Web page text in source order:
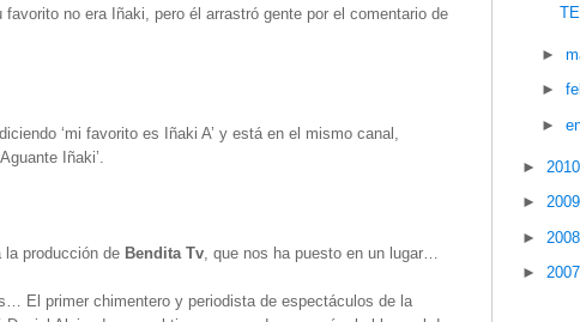
no era Iñaki, pero él arrastró gente por el comentario de
‘mi favorito es Iñaki A’ y está en el mismo canal,
Iñaki’.
la producción de Bendita Tv, que nos ha puesto en un lugar…
El primer chimentero y periodista de espectáculos de la
►
►
►
►
►
►
►